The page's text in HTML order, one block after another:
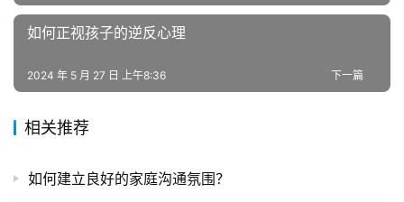
如何正视孩子的逆反心理
下一篇
2024 年 5 月 27 日 上午8:36
相关推荐
如何建立良好的家庭沟通氛围？